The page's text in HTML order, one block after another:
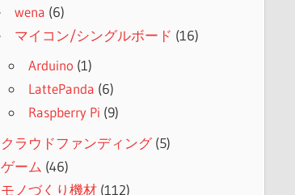
wena (6)
マイコン/シングルボード (16)
Arduino (1)
LattePanda (6)
Raspberry Pi (9)
クラウドファンディング(5)
ゲーム (46)
モノづくり機材(112)